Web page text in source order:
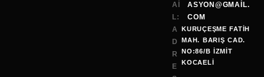
AI
L:
ASYON@GMAİL.
COM
A
D
R
E
KURUÇEŞME FATİH
MAH. BARIŞ CAD.
NO:86/B İZMİT
KOCAELI